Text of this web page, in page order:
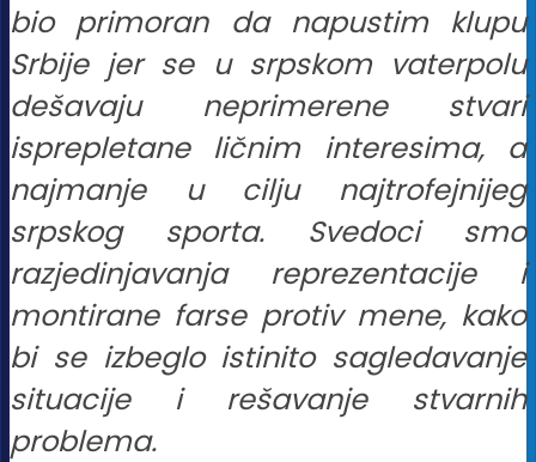
bio primoran da napustim klupu
Srbije jer se u srpskom vaterpolu
dešavaju neprimerene stvari
isprepletane ličnim interesima, a
najmanje u cilju najtrofejnijeg
srpskog sporta. Svedoci smo
razjedinjavanja reprezentacije i
montirane farse protiv mene, kako
bi se izbeglo istinito sagledavanje
situacije i rešavanje stvarnih
problema.